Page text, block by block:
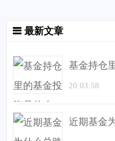
最新文章
基金持仓
20:03:58
近期基金